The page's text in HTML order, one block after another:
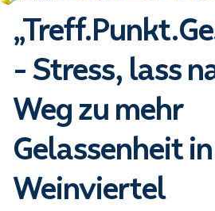
- Stress, lass
Weg zu mehr
Gelassenheit
Weinviertel